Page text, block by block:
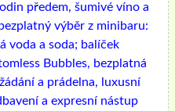
předem, šumivé víno a
výběr z minibaru:
voda a soda; balíček
Bubbles, bezplatná
a prádelna, luxusní
a expresní nástup